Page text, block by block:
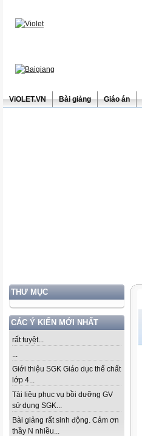
ViOLET.VN Bài giảng Giáo án
THƯ MỤC
CÁC Ý KIẾN MỚI NHẤT
rất tuyệt...
...
Giới thiệu SGK Giáo dục thể chất
lớp 4...
Tài liệu phục vụ bồi dưỡng GV
sử dụng SGK...
Bài giảng rất sinh động. Cảm ơn
thầy N nhiều...